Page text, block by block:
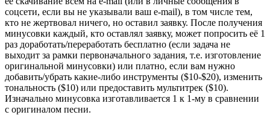
соцсети, если вы не указывали ваш e-mail), в том числе тем,
кто не жертвовал ничего, но оставил заявку. После получения
минусовки каждый, кто оставлял заявку, может попросить её 1
раз доработать/переработать бесплатно (если задача не
выходит за рамки первоначального задания, т.е. изготовление
оригинальной минусовки) или платно, если вам нужно
добавить/убрать какие-либо инструменты ($10-$20), изменить
тональность ($10) или предоставить мультитрек ($10).
Изначально минусовка изготавливается 1 к 1-му в сравнении
с оригиналом песни.